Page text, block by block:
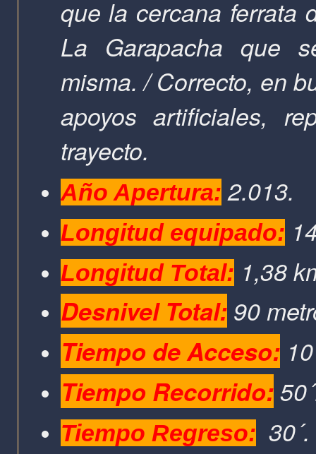
que la cercana ferrata
La Garapacha que
misma. / Correcto, en
apoyos artificiales,
trayecto.
Año Apertura: 2.013.
Longitud equipado:
Longitud Total: 1,38
Desnivel Total:90
Tiempo de Acceso:
Tiempo Recorrido:
Tiempo Regreso: